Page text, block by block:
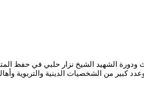
ودورة الشهيد الشيخ نزار حلبي في حفظ
كبير من الشخصيات الدينية والتربوية